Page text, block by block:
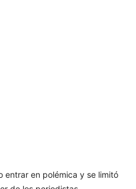
entrar en polémica y se limitó